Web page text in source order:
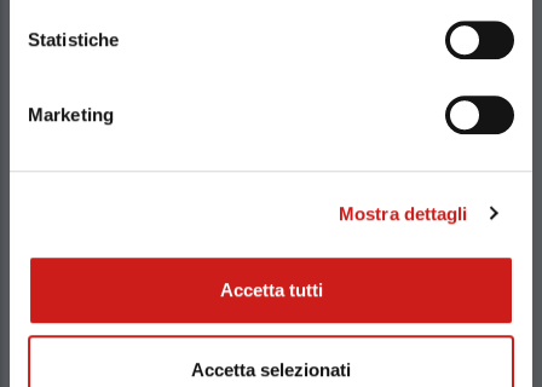
Statistiche
Marketing
Mostra dettagli
Accetta tutti
Accetta selezionati